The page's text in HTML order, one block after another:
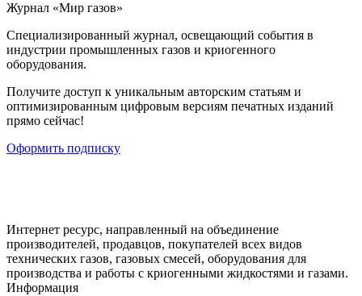
Журнал «Мир газов»
Cпециализированный журнал, освещающий события в
индустрии промышленных газов и криогенного
оборудования.
Получите доступ к уникальным авторским статьям и
оптимизированным цифровым версиям печатных изданий
прямо сейчас!
Оформить подписку
Интернет ресурс, направленный на объединение
производителей, продавцов, покупателей всех видов
технических газов, газовых смесей, оборудования для
производства и работы с криогенными жидкостями и газами.
Информация